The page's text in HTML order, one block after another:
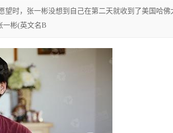
，张一彬没想到自己在第二天就收到了美国哈佛
彬(英文名B